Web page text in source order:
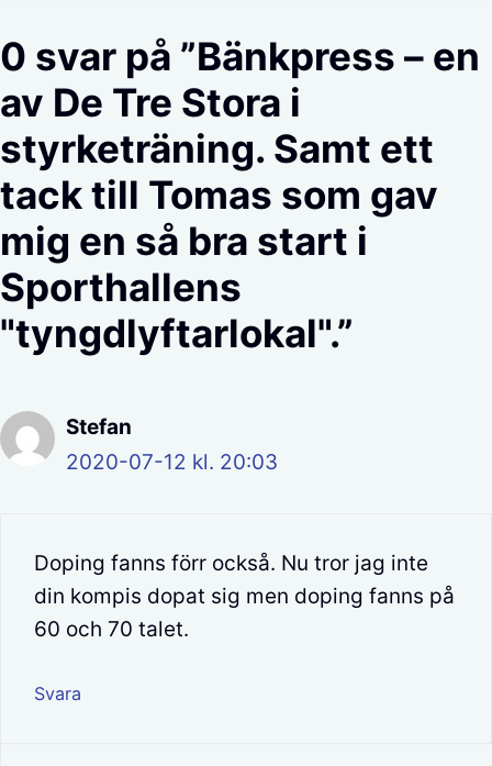
0 svar på ”Bänkpress – en
av De Tre Stora i
styrketräning. Samt ett
tack till Tomas som gav
mig en så bra start i
Sporthallens
"tyngdlyftarlokal".”
Stefan
2020-07-12 kl. 20:03
Doping fanns förr också. Nu tror jag inte
din kompis dopat sig men doping fanns på
60 och 70 talet.
Svara